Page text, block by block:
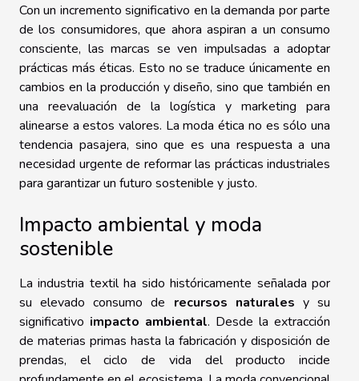
Con un incremento significativo en la demanda por parte
de los consumidores, que ahora aspiran a un consumo
consciente, las marcas se ven impulsadas a adoptar
prácticas más éticas. Esto no se traduce únicamente en
cambios en la producción y diseño, sino que también en
una reevaluación de la logística y marketing para
alinearse a estos valores. La moda ética no es sólo una
tendencia pasajera, sino que es una respuesta a una
necesidad urgente de reformar las prácticas industriales
para garantizar un futuro sostenible y justo.
Impacto ambiental y moda
sostenible
La industria textil ha sido históricamente señalada por
su elevado consumo de recursos naturales y su
significativo impacto ambiental. Desde la extracción
de materias primas hasta la fabricación y disposición de
prendas, el ciclo de vida del producto incide